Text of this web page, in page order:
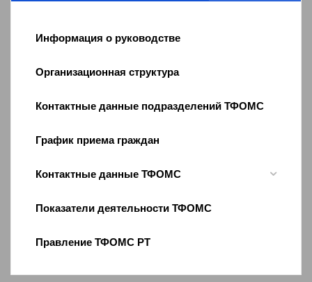
Информация о руководстве
Организационная структура
Контактные данные подразделений ТФОМС
График приема граждан
Контактные данные ТФОМС
Показатели деятельности ТФОМС
Правление ТФОМС РТ